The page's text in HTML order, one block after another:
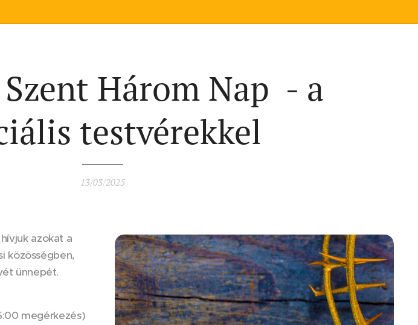
Három Nap - a
testvérekkel
13/03/2025
azokat a
közösségben,
ünnepét.
megérkezés)